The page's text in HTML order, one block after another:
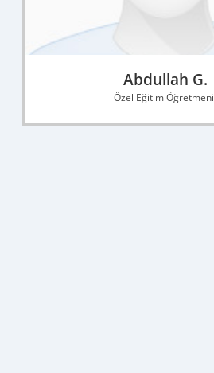
Abdullah G.
Özel Eğitim Öğretmeni